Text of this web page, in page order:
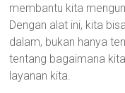
membantu kita
Dengan alat ini, kita
dalam, bukan hanya
tentang bagaimana
layanan kita.